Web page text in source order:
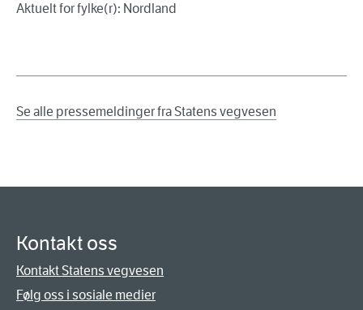
Aktuelt for fylke(r): Nordland
Se alle pressemeldinger fra Statens vegvesen
Kontakt oss
Kontakt Statens vegvesen
Følg oss i sosiale medier